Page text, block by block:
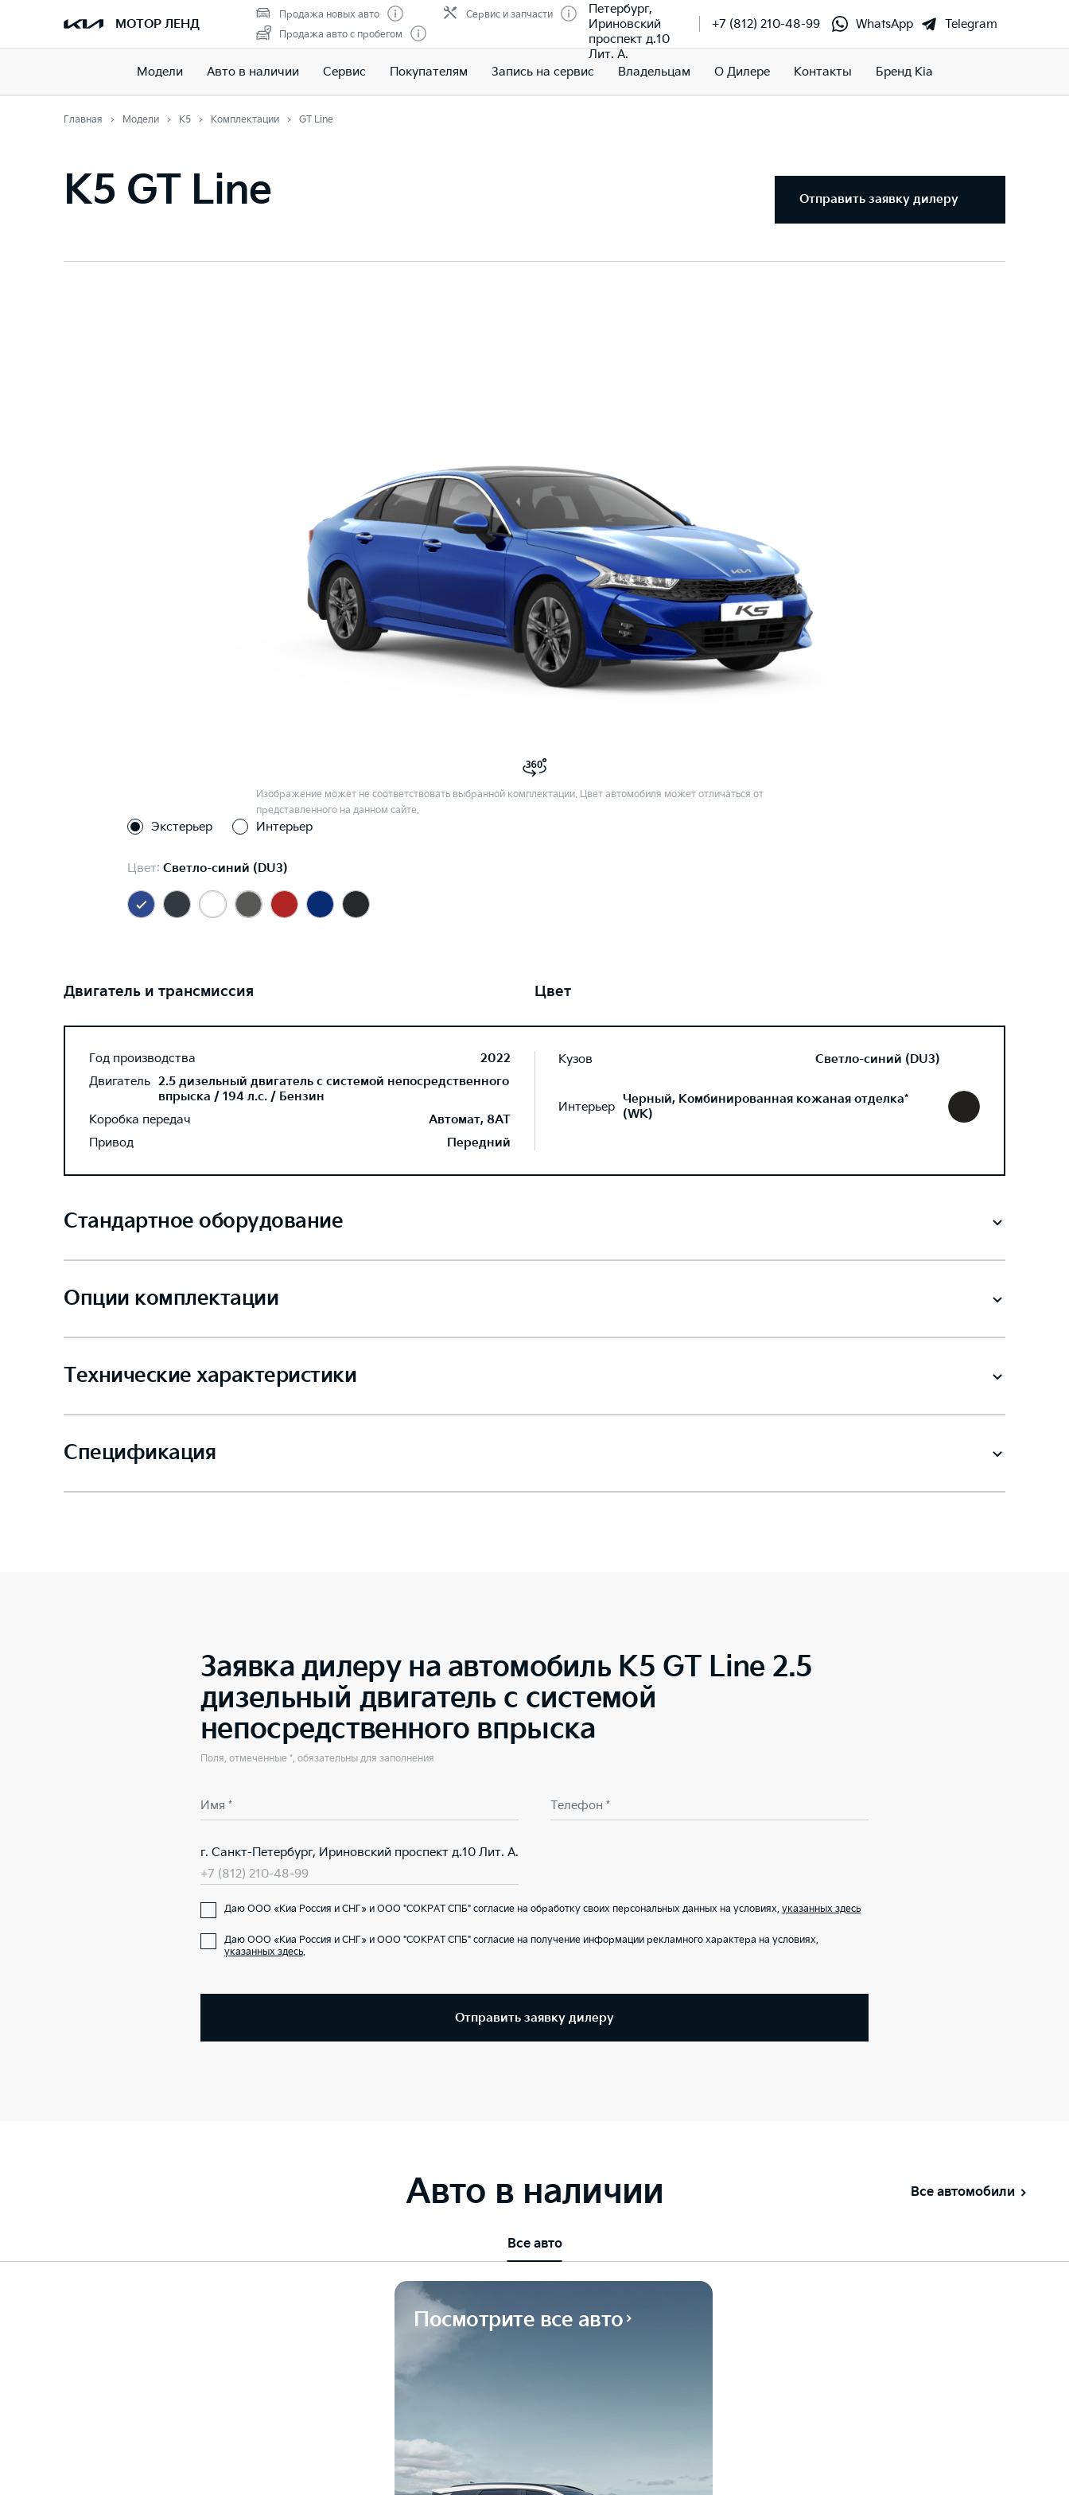
МОТОР ЛЕНД
Продажа новых авто
Продажа авто с пробегом
Сервис и запчасти
Петербург,
Ириновский
проспект д.10
Лит. А.
+7 (812) 210-48-99 WhatsApp Telegram
Модели Авто в наличии Сервис Покупателям Запись на сервис Владельцам О Дилере Контакты Бренд Kia
Главная Модели K5 Комплектации GT Line
K5 GT Line Отправить заявку дилеру
Изображение может не соответствовать выбранной комплектации. Цвет автомобиля может отличаться от
представленного на данном сайте.
Экстерьер Интерьер
Цвет: Светло-синий (DU3)
Двигатель и трансмиссия
Год производства
2022
Двигатель 2.5 дизельный двигатель с системой непосредственного
впрыска / 194 л.с. / Бензин
Коробка передач
Автомат, 8AT
Привод
Передний
Цвет
Кузов Светло-синий (DU3)
Интерьер Черный, Комбинированная кожаная отделка*
(WK)
Стандартное оборудование
Опции комплектации
Технические характеристики
Спецификация
Заявка дилеру на автомобиль K5 GT Line 2.5
дизельный двигатель с системой
непосредственного впрыска
Поля, отмеченные *, обязательны для заполнения
Имя * Телефон *
г. Санкт-Петербург, Ириновский проспект д.10 Лит. А.
+7 (812) 210-48-99
Даю ООО «Киа Россия и СНГ» и ООО "СОКРАТ СПБ" согласие на обработку своих персональных данных на условиях, указанных здесь
Даю ООО «Киа Россия и СНГ» и ООО "СОКРАТ СПБ" согласие на получение информации рекламного характера на условиях,
указанных здесь.
Отправить заявку дилеру
Авто в наличии Все автомобили
Все авто
Посмотрите все авто